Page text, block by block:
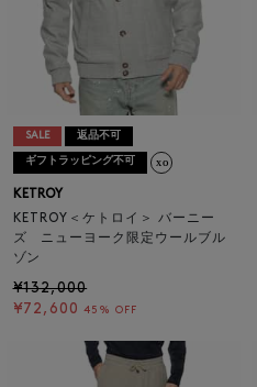
SALE 返品不可
ギフトラッピング不可
KETROY
KETROY＜ケトロイ＞ バーニー
ズ ニューヨーク限定ウールブル
ゾン
¥132,000
¥72,600 45% OFF